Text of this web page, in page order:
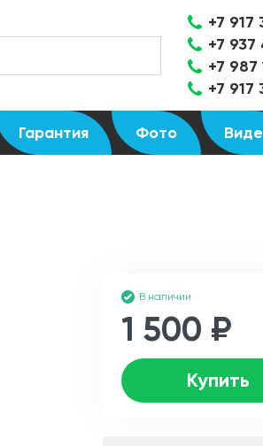
+7 917
+7 937
+7 987
+7 917
Гарантия Фото
В наличии
1 500 ₽
Купить